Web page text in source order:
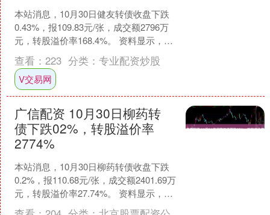
本站消息，10月30日健友转债收盘下跌
0.43%，报109.83元/张，成交额2796万
元，转股溢价率168.4%。 资料显示，健
友转债信用级别为“AA”，债券....
查看： 223 分类： 专业配资炒股
V交易网
广信配资 10月30日柳药转
债下跌02%，转股溢价率
2774%
本站消息，10月30日柳药转债收盘下跌
0.2%，报110.68元/张，成交额2401.69万
元，转股溢价率27.74%。 资料显示，柳
药转债信用级别为“AA”，....